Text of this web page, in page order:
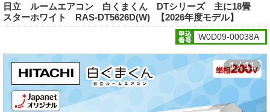
日立 ルームエアコン 白くまくん DTシリーズ 主に18畳
スターホワイト RAS-DT5626D(W)
【2026年度モデル】
W0D09-00038A
1 / 11